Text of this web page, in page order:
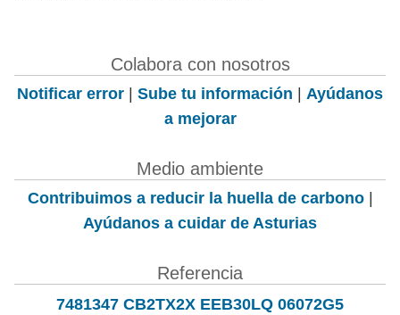
Colabora con nosotros
Notificar error | Sube tu información | Ayúdanos
a mejorar
Medio ambiente
Contribuimos a reducir la huella de carbono|
Ayúdanos a cuidar de Asturias
Referencia
7481347 CB2TX2X EEB30LQ 06072G5